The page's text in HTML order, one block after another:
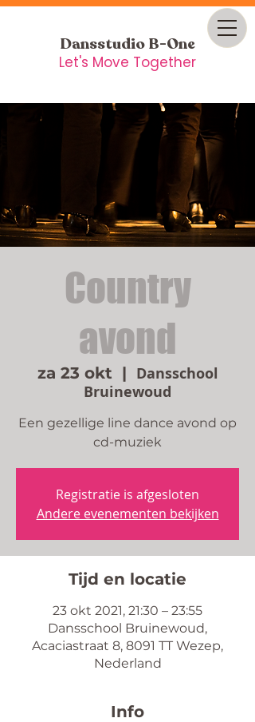
Dansstudio B-One
Let's Move Together
Country
avond
za 23 okt
  |
Dansschool
Bruinewoud
Een gezellige line dance avond op
cd-muziek
Registratie is afgesloten
Andere evenementen bekijken
Tijd en locatie
23 okt 2021, 21:30 – 23:55
Dansschool Bruinewoud,
Acaciastraat 8, 8091 TT Wezep,
Nederland
Info